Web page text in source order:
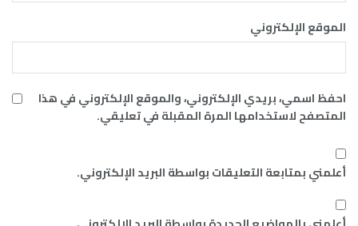
الموقع الإلكتروني
احفظ اسمي، بريدي الإلكتروني، والموقع الإلكتروني في هذا
المتصفح لاستخدامها المرة المقبلة في تعليقي.
أعلمني بمتابعة التعليقات بواسطة البريد الإلكتروني.